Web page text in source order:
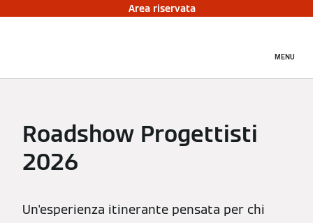
Area riservata
MENU
Roadshow Progettisti
2026
Un'esperienza itinerante pensata per chi